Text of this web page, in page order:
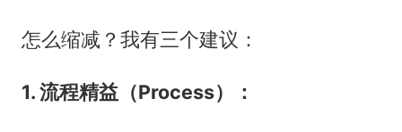
怎么缩减？我有三个建议：
1. 流程精益（Process）：